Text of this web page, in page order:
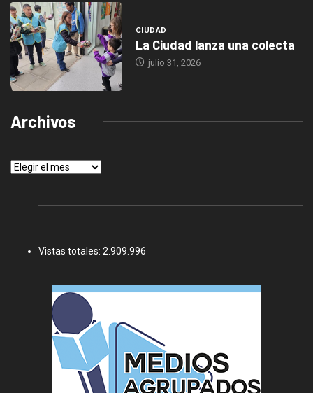
CIUDAD
La Ciudad lanza una colecta
julio 31, 2026
Archivos
Archivos
Vistas totales: 2.909.996